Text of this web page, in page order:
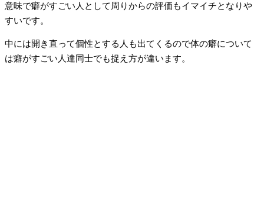
意味で癖がすごい人として周りからの評価もイマイチとなりや
すいです。
中には開き直って個性とする人も出てくるので体の癖について
は癖がすごい人達同士でも捉え方が違います。